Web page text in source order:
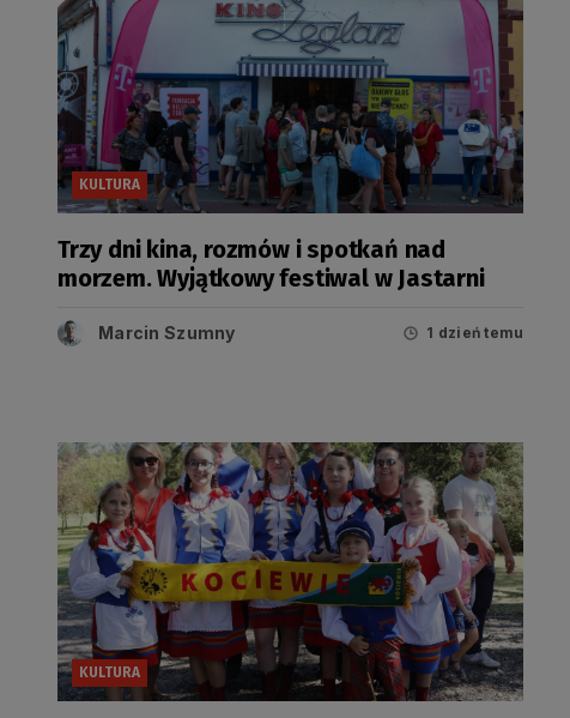
KULTURA
Trzy dni kina, rozmów i spotkań nad
morzem. Wyjątkowy festiwal w Jastarni
Marcin Szumny 1 dzień temu
KULTURA